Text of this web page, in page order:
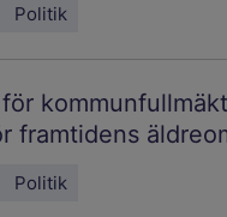
Politik
framtidens
Politik